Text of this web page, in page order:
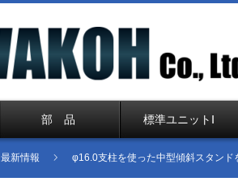
部 品 標準ユニットⅠ
最新情報 φ16.0支柱を使った中型傾斜スタンド